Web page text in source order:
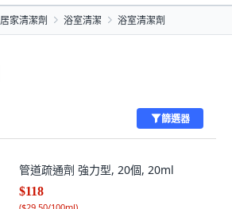
居家清潔劑 浴室清潔 浴室清潔劑
篩選器
管道疏通劑 強力型, 20個, 20ml
$118